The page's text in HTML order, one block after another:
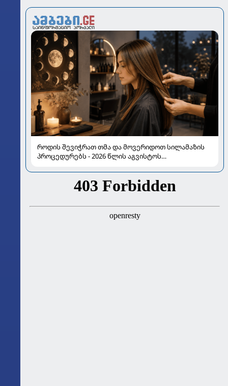
როდის შევიჭრათ თმა და მოვერიდოთ სილამაზის
პროცედურებს - 2026 წლის აგვისტოს